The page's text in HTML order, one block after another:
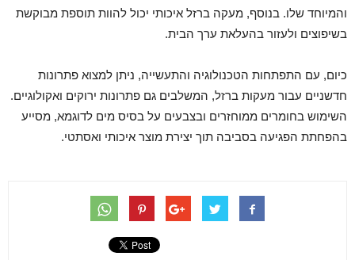
והמיוחד שלו. בנוסף, מעקה ברזל איכותי יכול להוות תוספת מבוקשת
בשיפוצים ולעזור בהעלאת ערך הבית.
כיום, עם התפתחות הטכנולוגיה והתעשייה, ניתן למצוא פתרונות
חדשניים עבור מעקות ברזל, המשלבים גם פתרונות ירוקים ואקולוגיים.
השימוש בחומרים ממוחזרים ובצבעים על בסיס מים לדוגמא, מסייע
בהפחתת הפגיעה בסביבה תוך יצירת מוצר איכותי ואסתטי.